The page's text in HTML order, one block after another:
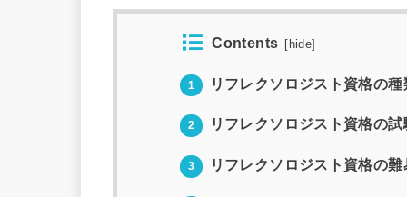
Contents hide
1 リフレクソロジスト資格の種
2 リフレクソロジスト資格の試
3 リフレクソロジスト資格の